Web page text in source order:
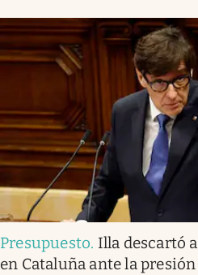
Presupuesto. Illa descartó
en Cataluña ante la presión